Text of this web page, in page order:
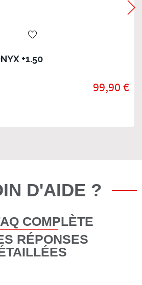
+1.50
99,90 €
D'AIDE ?
COMPLÈTE
RÉPONSES